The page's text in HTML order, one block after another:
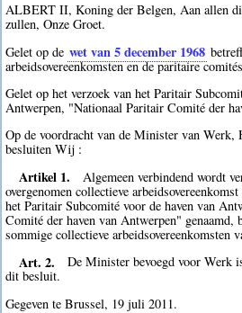
ALBERT II, Koning der Belgen, Aan allen
zullen, Onze Groet.
Gelet op de wet van 5 december 1968
arbeidsovereenkomsten en de paritaire
Gelet op het verzoek van het Paritair
Antwerpen, "Nationaal Paritair Comité der
Op de voordracht van de Minister van Werk,
besluiten Wij :
Artikel 1.
Algemeen verbindend wordt
overgenomen collectieve
het Paritair Subcomité voor de haven van
Comité der haven van Antwerpen" genaamd,
sommige collectieve arbeidsovereenkomsten
Art. 2.
De Minister bevoegd voor Werk
dit besluit.
Gegeven te Brussel, 19 juli 2011.